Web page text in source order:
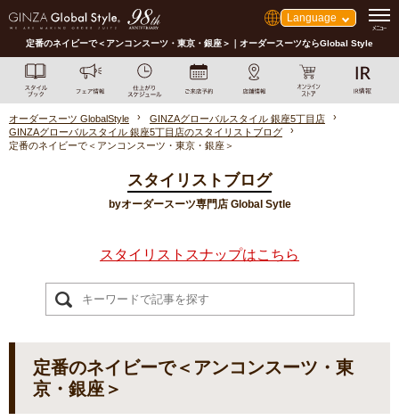
Language
定番のネイビーで＜アンコンスーツ・東京・銀座＞｜オーダースーツならGlobal Style
オーダースーツ GlobalStyle
GINZAグローバルスタイル 銀座5丁目店
GINZAグローバルスタイル 銀座5丁目店のスタイリストブログ
定番のネイビーで＜アンコンスーツ・東京・銀座＞
スタイリストブログ
byオーダースーツ専門店 Global Sytle
スタイリストスナップはこちら
定番のネイビーで＜アンコンスーツ・東
京・銀座＞